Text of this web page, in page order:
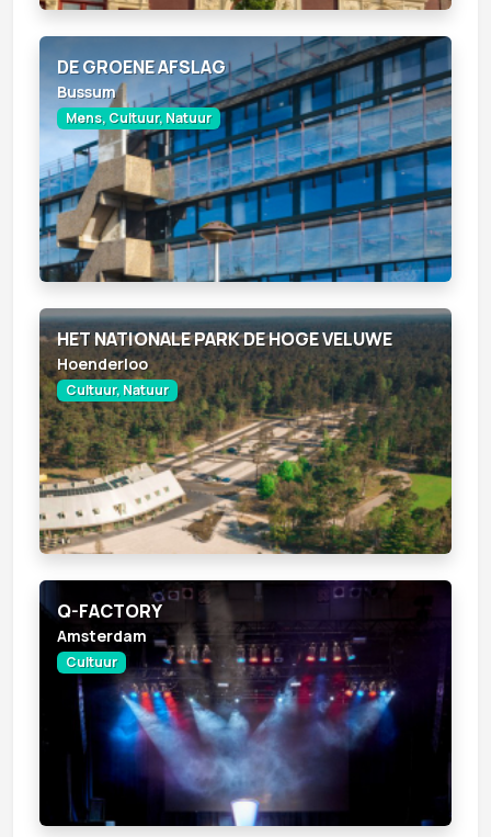
DE GROENE AFSLAG
Bussum
Mens, Cultuur, Natuur
HET NATIONALE PARK DE HOGE VELUWE
Hoenderloo
Cultuur, Natuur
Q-FACTORY
Amsterdam
Cultuur